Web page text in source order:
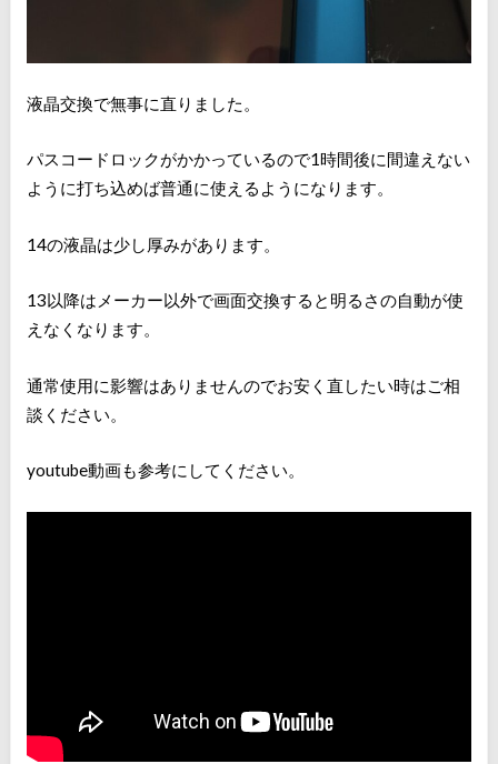
液晶交換で無事に直りました。
パスコードロックがかかっているので1時間後に間違えない
ように打ち込めば普通に使えるようになります。
14の液晶は少し厚みがあります。
13以降はメーカー以外で画面交換すると明るさの自動が使
えなくなります。
通常使用に影響はありませんのでお安く直したい時はご相
談ください。
youtube動画も参考にしてください。